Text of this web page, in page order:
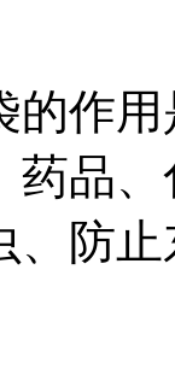
的作
药品
、防